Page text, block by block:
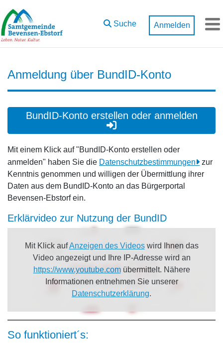
Zum Hauptinhalt springen
Suche Anmelden
Anmeldung über BundID-Konto
BundID-Konto erstellen oder anmelden
Mit einem Klick auf "BundID-Konto erstellen oder
anmelden" haben Sie die Datenschutzbestimmungen
zur
Kenntnis genommen und willigen der Übermittlung ihrer
Daten aus dem BundID-Konto an das Bürgerportal
Bevensen-Ebstorf ein.
Erklärvideo zur Nutzung der BundID
Mit Klick aufAnzeigen des Videoswird Ihnen das
Video angezeigt und Ihre IP-Adresse wird an
https://www.youtube.comübermittelt. Nähere
Informationen entnehmen Sie unserer
Datenschutzerklärung.
So funktioniert´s: